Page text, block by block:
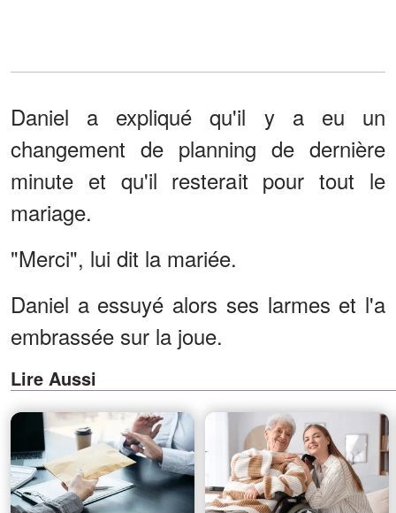
Daniel a expliqué qu'il y a eu un
changement de planning de dernière
minute et qu'il resterait pour tout le
mariage.
"Merci", lui dit la mariée.
Daniel a essuyé alors ses larmes et l'a
embrassée sur la joue.
Lire Aussi